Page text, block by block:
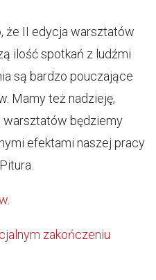
że II edycja warsztatów
ilość spotkań z ludźmi
są bardzo pouczające
Mamy też nadzieję,
warsztatów będziemy
efektami naszej pracy
zakończeniu